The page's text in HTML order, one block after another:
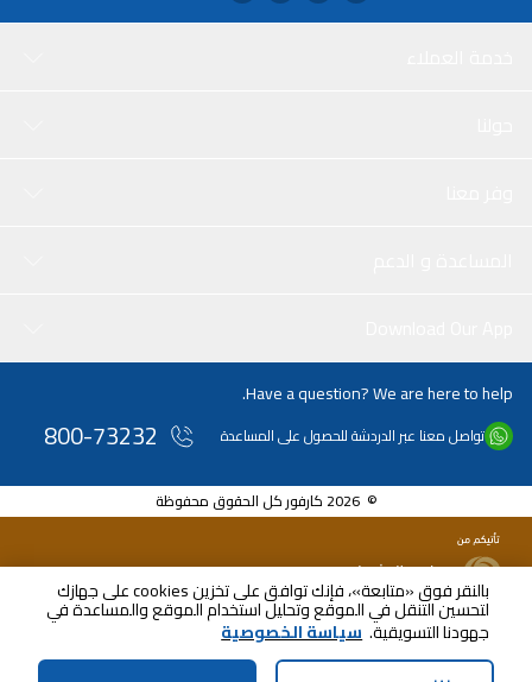
بالنقر فوق «متابعة»، فإنك توافق على تخزين cookies على جهازك
لتحسين التنقل في الموقع وتحليل استخدام الموقع والمساعدة في
جهودنا التسويقية. سياسة الخصوصية
Have a question? We are here to help.
تواصل معنا عبر الدردشة للحصول على المساعدة 800-73232
© 2026 كارفور كل الحقوق محفوظة